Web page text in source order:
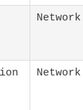
Network
Network